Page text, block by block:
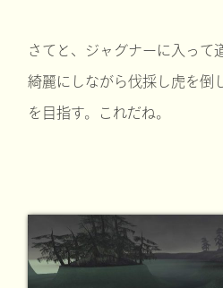
さてと、ジャグナーに入って
綺麗にしながら伐採し虎を倒
を目指す。これだね。